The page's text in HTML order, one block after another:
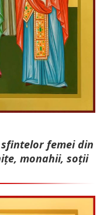
femei din
monahii, soții